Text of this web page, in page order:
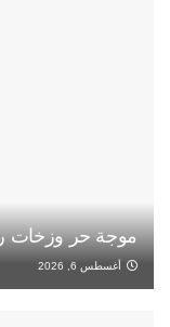
موجة حر وزخات
أغسطس 6, 2026